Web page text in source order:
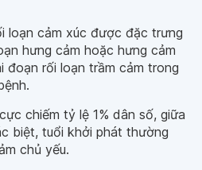
loạn cảm xúc được đặc trưng
hưng cảm hoặc hưng cảm
đoạn rối loạn trầm cảm trong
chiếm tỷ lệ 1% dân số, giữa
biệt, tuổi khởi phát thường
chủ yếu.